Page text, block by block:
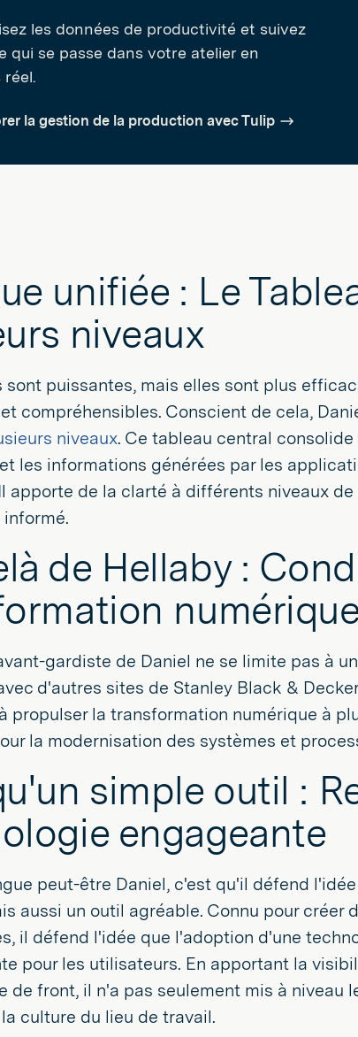
les données de productivité et suivez
qui se passe dans votre atelier en
réel.
la gestion de la production avec Tulip
unifiée : Le
niveaux
sont puissantes, mais elles sont plus
compréhensibles. Conscient de cela,
niveaux. Ce tableau central
les informations générées par les
apporte de la clarté à différents niveaux
de Hellaby :
gardiste de Daniel ne se limite pas à
d'autres sites de Stanley Black &
propulser la transformation numérique à
la modernisation des systèmes et
simple outil :
engageante
peut-être Daniel, c'est qu'il défend
aussi un outil agréable. Connu pour créer
il défend l'idée que l'adoption d'une
pour les utilisateurs. En apportant la
de front, il n'a pas seulement mis à niveau
culture du lieu de travail.